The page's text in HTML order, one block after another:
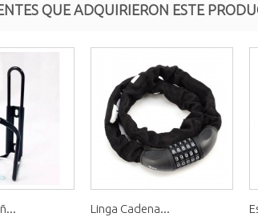
QUE ADQUIRIERON ESTE
Linga Cadena...